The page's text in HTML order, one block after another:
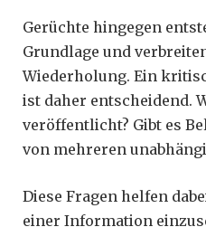
Gerüchte hingegen
Grundlage und
Wiederholung. Ein
ist daher entscheidend.
veröffentlicht? Gibt es
von mehreren
Diese Fragen helfen
einer Information